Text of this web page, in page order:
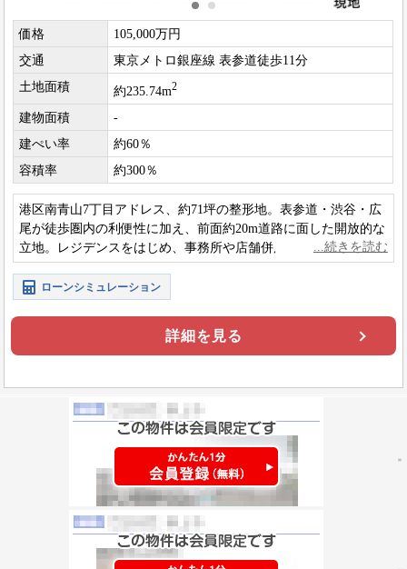
価格
105,000万円
交通
東京メトロ銀座線 表参道徒歩11分
土地面積
約235.74m2
建物面積
-
建ぺい率
約60％
容積率
約300％
港区南青山7丁目アドレス、約71坪の整形地。表参道・渋谷・広
尾が徒歩圏内の利便性に加え、前面約20m道路に面した開放的な
立地。レジデンスをはじめ、事務所や店舗併用など多彩な用途
を検討できる大型宅地です。
ローンシミュレーション
詳細を見る